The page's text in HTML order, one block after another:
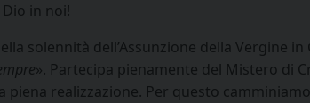
in noi!
solennità dell’Assunzione della Vergine in
». Partecipa pienamente del Mistero di
realizzazione. Per questo camminiamo